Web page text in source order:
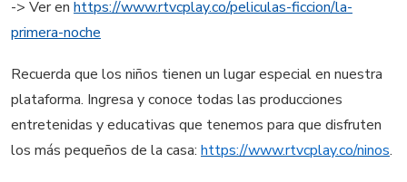
-> Ver en https://www.rtvcplay.co/peliculas-ficcion/la-
primera-noche
Recuerda que los niños tienen un lugar especial en nuestra
plataforma. Ingresa y conoce todas las producciones
entretenidas y educativas que tenemos para que disfruten
los más pequeños de la casa: https://www.rtvcplay.co/ninos.